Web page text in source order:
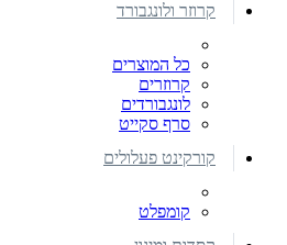
קרוזר ולונגבורד
כל המוצרים
קרוזרים
לונגבורדים
סרף סקייט
קורקינט פעלולים
קומפלט